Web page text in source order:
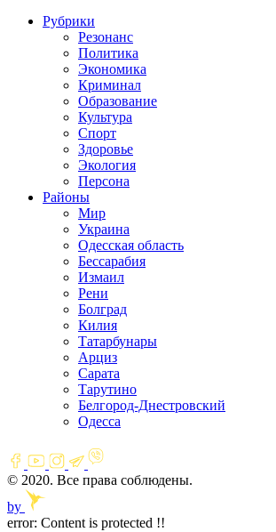
Рубрики
Резонанс
Политика
Экономика
Криминал
Образование
Культура
Спорт
Здоровье
Экология
Персона
Районы
Мир
Украина
Одесская область
Бессарабия
Измаил
Рени
Болград
Килия
Татарбунары
Арциз
Сарата
Тарутино
Белгород-Днестровский
Одесса
© 2020. Все права соблюдены.
by
error: Content is protected !!